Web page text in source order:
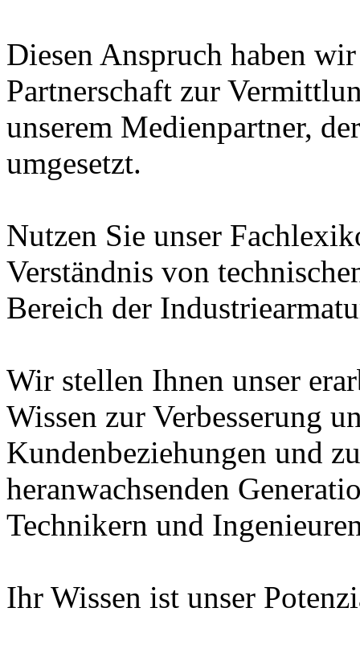
Diesen Anspruch haben
Partnerschaft zur
unserem Medienpartner,
umgesetzt.
Nutzen Sie unser
Verständnis von
Bereich der
Wir stellen Ihnen unser
Wissen zur Verbesserung
Kundenbeziehungen und
heranwachsenden
Technikern und
Ihr Wissen ist unser